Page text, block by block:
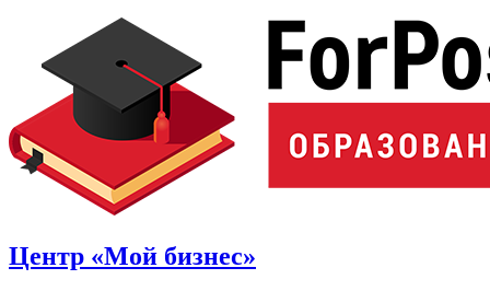
Центр «Мой бизнес»